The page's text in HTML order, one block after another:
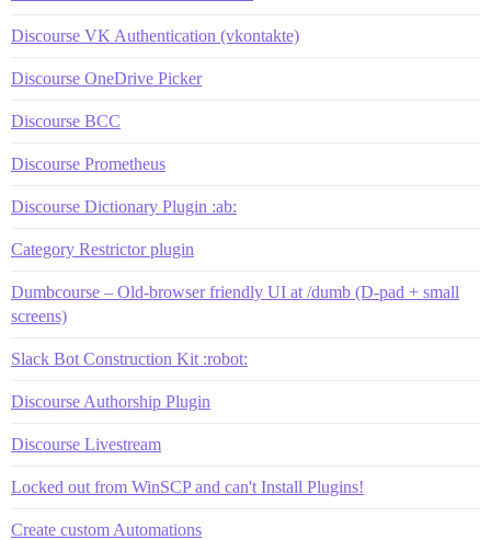
Discourse VK Authentication (vkontakte)
Discourse OneDrive Picker
Discourse BCC
Discourse Prometheus
Discourse Dictionary Plugin :ab:
Category Restrictor plugin
Dumbcourse – Old-browser friendly UI at /dumb (D-pad + small
screens)
Slack Bot Construction Kit :robot:
Discourse Authorship Plugin
Discourse Livestream
Locked out from WinSCP and can't Install Plugins!
Create custom Automations